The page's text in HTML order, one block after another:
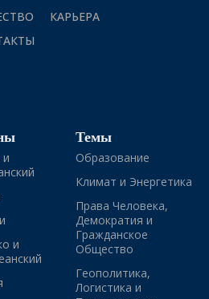
КАРЬЕРА
и
Темы
Образование
Климат и Энергетика
Права Человека,
Демократия и
Гражданское
Общество
Геополитика,
Логистика и